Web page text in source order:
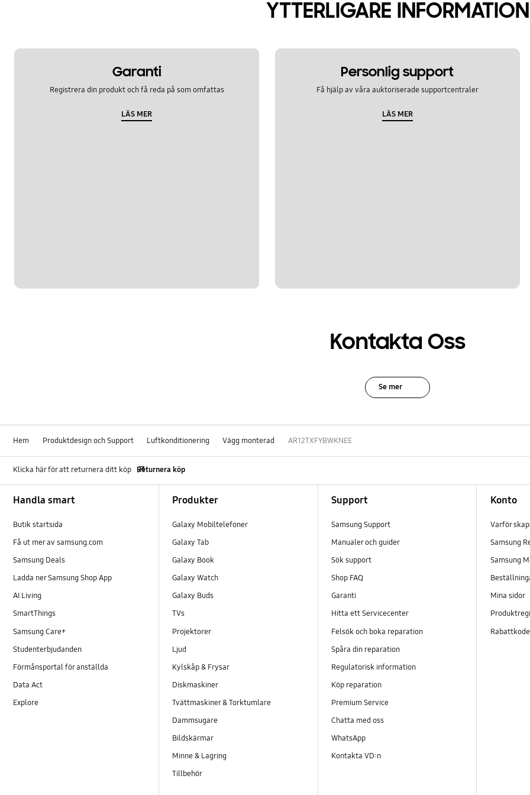
YTTERLIGARE INFORMATION
Garanti
Registrera din produkt och få reda på som omfattas
LÄS MER
Personlig support
Få hjälp av våra auktoriserade supportcentraler
LÄS MER
Kontakta Oss
Se mer
Hem Produktdesign och Support Luftkonditionering Vägg monterad AR12TXFYBWKNEE
Klicka här för att returnera ditt köp Returnera köp
Handla smart
Butik startsida
Få ut mer av samsung.com
Samsung Deals
Ladda ner Samsung Shop App
AI Living
SmartThings
Samsung Care+
Studenterbjudanden
Förmånsportal för anställda
Data Act
Explore
Produkter
Galaxy Mobiltelefoner
Galaxy Tab
Galaxy Book
Galaxy Watch
Galaxy Buds
TVs
Projektorer
Ljud
Kylskåp & Frysar
Diskmaskiner
Tvättmaskiner & Torktumlare
Dammsugare
Bildskärmar
Minne & Lagring
Tillbehör
Support
Samsung Support
Manualer och guider
Sök support
Shop FAQ
Garanti
Hitta ett Servicecenter
Felsök och boka reparation
Spåra din reparation
Regulatorisk information
Köp reparation
Premium Service
Chatta med oss
WhatsApp
Kontakta VD:n
Konto
Varför
Samsung
Samsung
Mina sidor